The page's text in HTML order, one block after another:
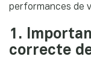
performances de
1.
correcte